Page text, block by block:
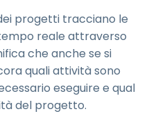
progetti tracciano le
reale attraverso
che anche se si
quali attività sono
eseguire e qual
del progetto.